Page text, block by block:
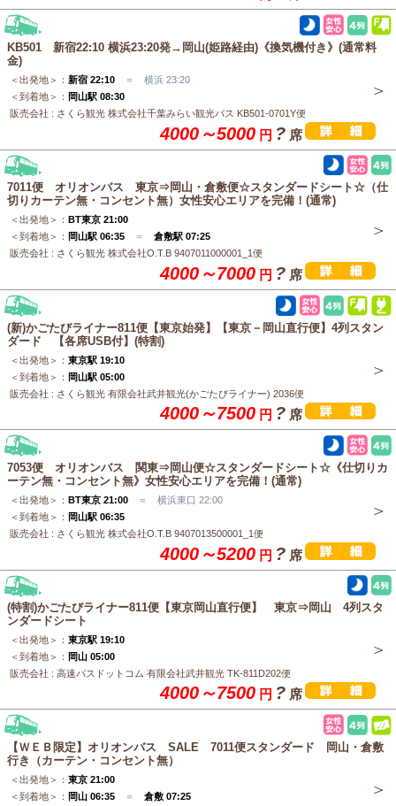
KB501 新宿22:10 横浜23:20発→岡山(姫路経由)《換気機付き》(通常料
金)
＜出発地＞： 新宿 22:10 ＝ 横浜 23:20
＜到着地＞： 岡山駅 08:30
販売会社 : さくら観光 株式会社千葉みらい観光バス KB501-0701Y便
4000～5000 円 ? 席
7011便 オリオンバス 東京⇒岡山・倉敷便☆スタンダードシート☆（仕
切りカーテン無・コンセント無）女性安心エリアを完備！(通常)
＜出発地＞： BT東京 21:00
＜到着地＞： 岡山駅 06:35 ＝ 倉敷駅 07:25
販売会社 : さくら観光 株式会社O.T.B 9407011000001_1便
4000～7000 円 ? 席
(新)かごたびライナー811便【東京始発】【東京－岡山直行便】4列スタン
ダード 【各席USB付】(特割)
＜出発地＞： 東京駅 19:10
＜到着地＞： 岡山駅 05:00
販売会社 : さくら観光 有限会社武井観光(かごたびライナー) 2036便
4000～7500 円 ? 席
7053便 オリオンバス 関東⇒岡山便☆スタンダードシート☆《仕切りカ
ーテン無・コンセント無》女性安心エリアを完備！(通常)
＜出発地＞： BT東京 21:00 ＝ 横浜東口 22:00
＜到着地＞： 岡山駅 06:35
販売会社 : さくら観光 株式会社O.T.B 9407013500001_1便
4000～5200 円 ? 席
(特割)かごたびライナー811便【東京岡山直行便】 東京⇒岡山 4列スタ
ンダードシート
＜出発地＞： 東京駅 19:10
＜到着地＞： 岡山 05:00
販売会社 : 高速バスドットコム 有限会社武井観光 TK-811D202便
4000～7500 円 ? 席
【ＷＥＢ限定】オリオンバス SALE 7011便スタンダード 岡山・倉敷
行き（カーテン・コンセント無）
＜出発地＞： 東京 21:00
＜到着地＞： 岡山 06:35 ＝ 倉敷 07:25